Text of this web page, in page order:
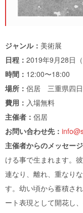
ジャンル： 美術展
日程： 2019年9月28日
時間： 12:00〜18:00
場所： 侶居 三重県四
費用： 入場無料
主催者： 侶居
お問い合わせ先：
主催者からのメッセージ
ける事で生まれます。
連なり、離れ、重なり
す。幼い頃から蓄積さ
ート表現として開花し